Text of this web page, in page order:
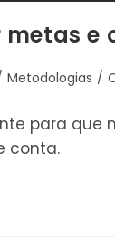
metas e
Metodologias /
para que
conta.